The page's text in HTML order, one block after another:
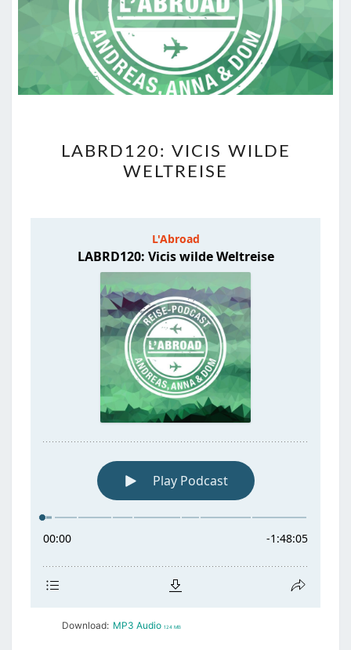
VICIS
WILDE
LABRD120: VICIS WILDE
WELTREISE
Download: MP3 Audio 124 MB